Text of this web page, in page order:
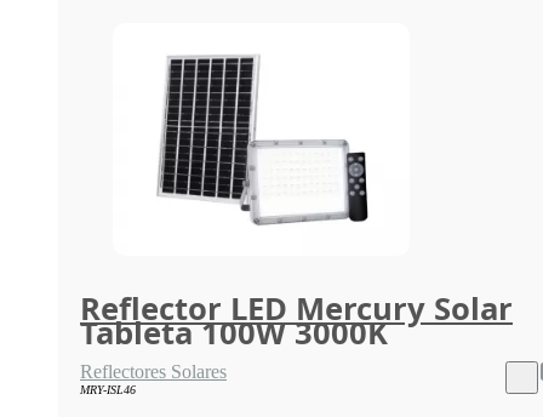
Reflector LED Mercury Solar
Tableta 100W 3000K
Reflectores Solares
MRY-ISL46